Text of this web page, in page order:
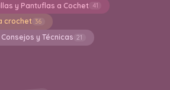
y Pantuflas a Cochet 41
crochet 36
y Técnicas 21